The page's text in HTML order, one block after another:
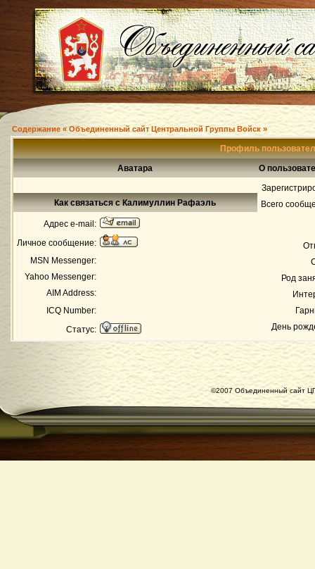
Содержание « Объединенный сайт Центральной Группы Войск »
Профиль
Аватара
О
Всего
Род
День
Как связаться с Калимуллин Рафаэль
Адрес e-mail:
Личное сообщение:
MSN Messenger:
Yahoo Messenger:
AIM Address:
ICQ Number:
Статус:
©2007 Объединенный сайт